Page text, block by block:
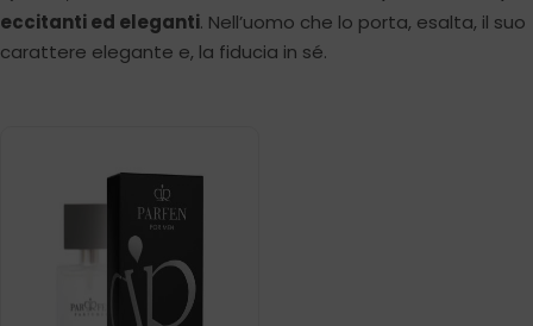
eccitanti ed eleganti. Nell’uomo che lo porta, esalta, il suo
carattere elegante e, la fiducia in sé.